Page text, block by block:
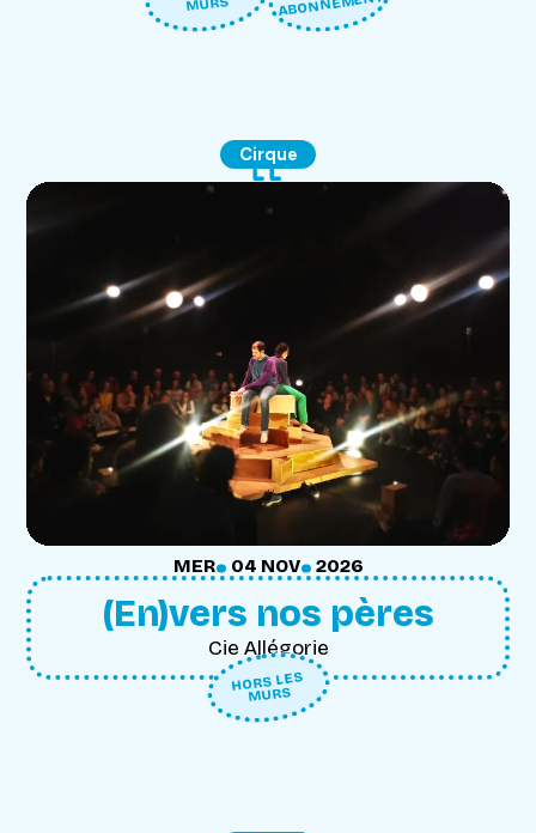
Cirque
MERCREDI
MER. 04
NOVEMBRE
NOV.2026
(En)vers nos pères
Cie Allégorie
HORS LES
MURS